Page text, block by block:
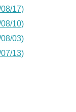
17)
10)
03)
13)